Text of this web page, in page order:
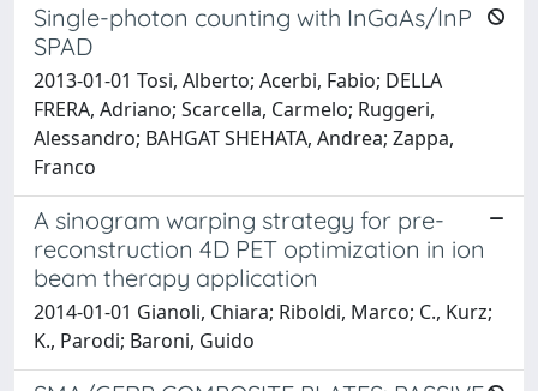
Single-photon counting with InGaAs/InP
SPAD
2013-01-01 Tosi, Alberto; Acerbi, Fabio; DELLA
FRERA, Adriano; Scarcella, Carmelo; Ruggeri,
Alessandro; BAHGAT SHEHATA, Andrea; Zappa,
Franco
A sinogram warping strategy for pre-
reconstruction 4D PET optimization in ion
beam therapy application
2014-01-01 Gianoli, Chiara; Riboldi, Marco; C., Kurz;
K., Parodi; Baroni, Guido